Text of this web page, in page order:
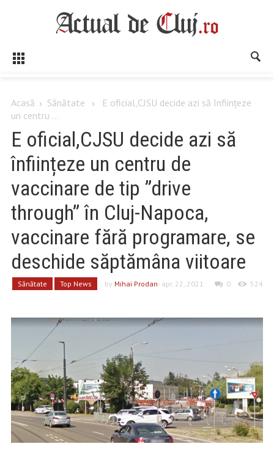
Acasă Sănătate
E oficial,CJSU decide azi să înființeze
un centru ...
E oficial,CJSU decide azi să
înființeze un centru de
vaccinare de tip ”drive
through” în Cluj-Napoca,
vaccinare fără programare, se
deschide săptămâna viitoare
Sănătate Top News by Mihai Prodan- apr. 22, 2021 0 524